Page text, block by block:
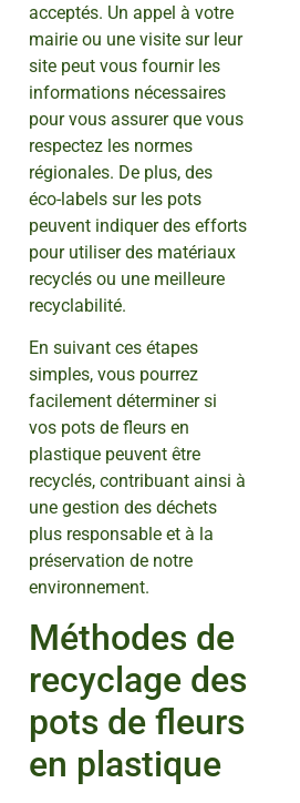
acceptés. Un appel à votre
mairie ou une visite sur leur
site peut vous fournir les
informations nécessaires
pour vous assurer que vous
respectez les normes
régionales. De plus, des
éco-labels sur les pots
peuvent indiquer des efforts
pour utiliser des matériaux
recyclés ou une meilleure
recyclabilité.
En suivant ces étapes
simples, vous pourrez
facilement déterminer si
vos pots de fleurs en
plastique peuvent être
recyclés, contribuant ainsi à
une gestion des déchets
plus responsable et à la
préservation de notre
environnement.
Méthodes de
recyclage des
pots de fleurs
en plastique